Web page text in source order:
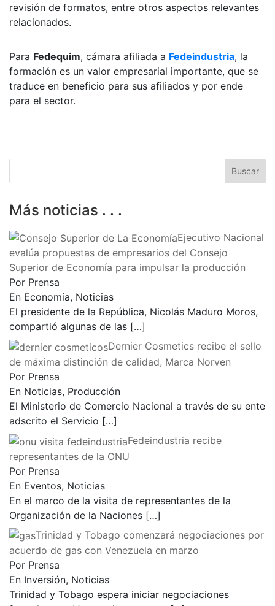
revisión de formatos, entre otros aspectos relevantes
relacionados.
Para Fedequim, cámara afiliada a Fedeindustria, la
formación es un valor empresarial importante, que se
traduce en beneficio para sus afiliados y por ende
para el sector.
Más noticias . . .
Ejecutivo Nacional
evalúa propuestas de empresarios del Consejo
Superior de Economía para impulsar la producción
Por Prensa
En Economía, Noticias
El presidente de la República, Nicolás Maduro Moros,
compartió algunas de las […]
Dernier Cosmetics recibe el sello
de máxima distinción de calidad, Marca Norven
Por Prensa
En Noticias, Producción
El Ministerio de Comercio Nacional a través de su ente
adscrito el Servicio […]
Fedeindustria recibe
representantes de la ONU
Por Prensa
En Eventos, Noticias
En el marco de la visita de representantes de la
Organización de la Naciones […]
Trinidad y Tobago comenzará negociaciones por
acuerdo de gas con Venezuela en marzo
Por Prensa
En Inversión, Noticias
Trinidad y Tobago espera iniciar negociaciones